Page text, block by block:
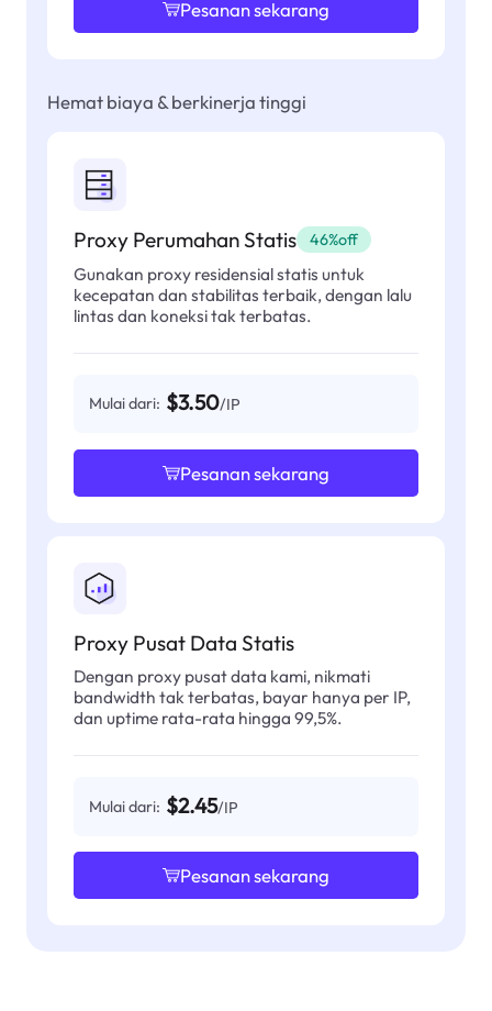
Pesanan sekarang
Hemat biaya & berkinerja tinggi
Proxy Perumahan Statis 46%off
Gunakan proxy residensial statis untuk
kecepatan dan stabilitas terbaik, dengan lalu
lintas dan koneksi tak terbatas.
Mulai dari: $3.50/IP
Pesanan sekarang
Proxy Pusat Data Statis
Dengan proxy pusat data kami, nikmati
bandwidth tak terbatas, bayar hanya per IP,
dan uptime rata-rata hingga 99,5%.
Mulai dari: $2.45/IP
Pesanan sekarang